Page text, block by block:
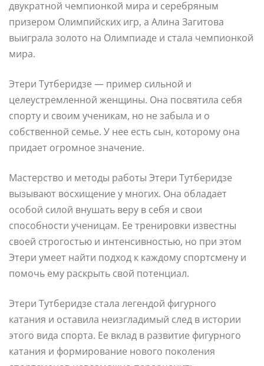
двукратной чемпионкой мира и серебряным
призером Олимпийских игр, а Алина Загитова
выиграла золото на Олимпиаде и стала чемпионкой
мира.
Этери Тутберидзе — пример сильной и
целеустремленной женщины. Она посвятила себя
спорту и своим ученикам, но не забыла и о
собственной семье. У нее есть сын, которому она
придает огромное значение.
Мастерство и методы работы Этери Тутберидзе
вызывают восхищение у многих. Она обладает
особой силой внушать веру в себя и свои
способности ученицам. Ее тренировки известны
своей строгостью и интенсивностью, но при этом
Этери умеет найти подход к каждому спортсмену и
помочь ему раскрыть свой потенциал.
Этери Тутберидзе стала легендой фигурного
катания и оставила неизгладимый след в истории
этого вида спорта. Ее вклад в развитие фигурного
катания и формирование нового поколения